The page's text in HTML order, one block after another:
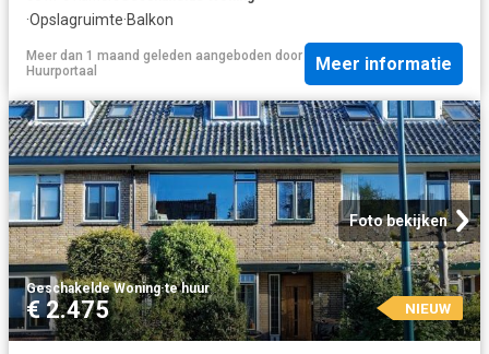
·Opslagruimte·Balkon
Meer dan 1 maand geleden aangeboden door
Huurportaal
Meer informatie
Foto bekijken
Geschakelde Woning·te huur
€ 2.475 NIEUW